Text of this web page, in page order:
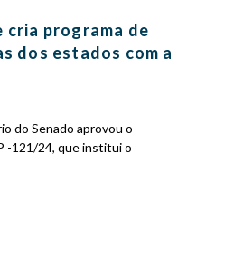
cria programa de
dos estados com a
do Senado aprovou o
-121/24, que institui o